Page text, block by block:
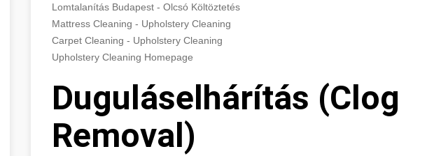
Lomtalanítás Budapest - Olcsó Költöztetés
Mattress Cleaning - Upholstery Cleaning
Carpet Cleaning - Upholstery Cleaning
Upholstery Cleaning Homepage
Duguláselhárítás (Clog
Removal)